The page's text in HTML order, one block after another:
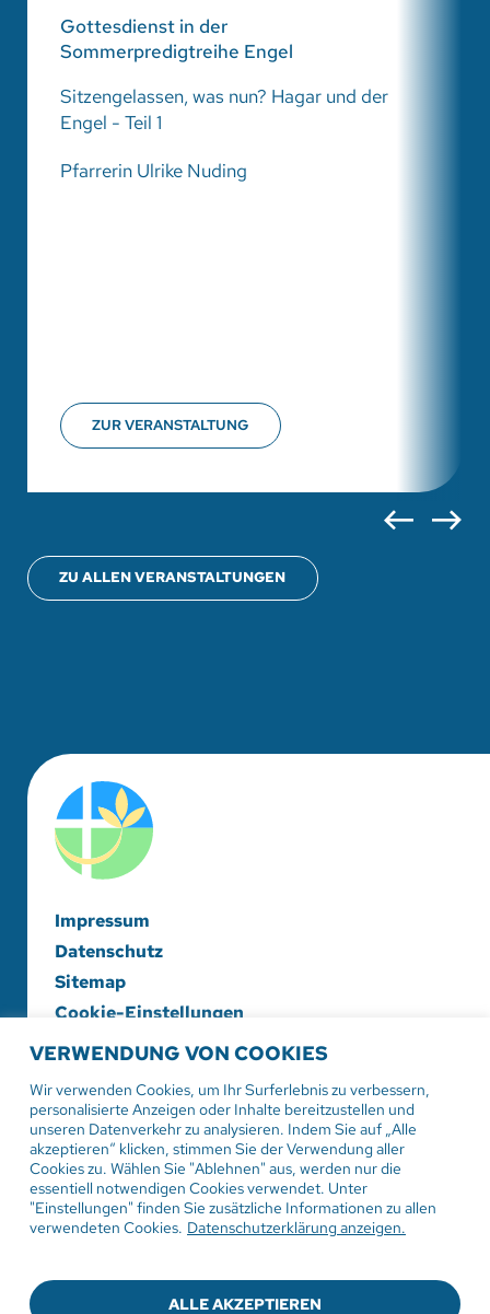
VERWENDUNG VON COOKIES
Wir verwenden Cookies, um Ihr Surferlebnis zu verbessern,
personalisierte Anzeigen oder Inhalte bereitzustellen und
unseren Datenverkehr zu analysieren. Indem Sie auf „Alle
akzeptieren“ klicken, stimmen Sie der Verwendung aller
Cookies zu. Wählen Sie "Ablehnen" aus, werden nur die
essentiell notwendigen Cookies verwendet. Unter
"Einstellungen" finden Sie zusätzliche Informationen zu allen
verwendeten Cookies. Datenschutzerklärung anzeigen.
ALLE AKZEPTIEREN
Gottesdienst in der
Sommerpredigtreihe Engel
Sitzengelassen, was nun? Hagar und der
Engel - Teil 1
Pfarrerin Ulrike Nuding
ZUR VERANSTALTUNG
ZU ALLEN VERANSTALTUNGEN
Impressum
Datenschutz
Sitemap
Cookie-Einstellungen
Evangelische Diakonieschwesternschaft
Herrenberg-Korntal e. V.
Hildrizhauser Str. 29
71083 Herrenberg
Tel:07032 206-0
Mail: info@evdiak.de